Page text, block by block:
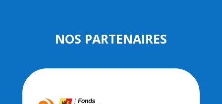
NOS PARTENAIRES